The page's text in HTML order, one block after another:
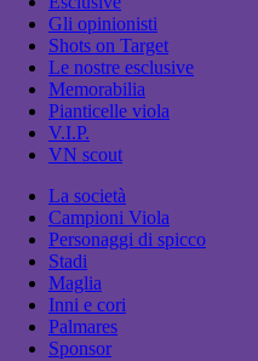
Gli opinionisti
Shots on Target
Le nostre esclusive
Memorabilia
Pianticelle viola
V.I.P.
VN scout
La società
Campioni Viola
Personaggi di spicco
Stadi
Maglia
Inni e cori
Palmares
Sponsor